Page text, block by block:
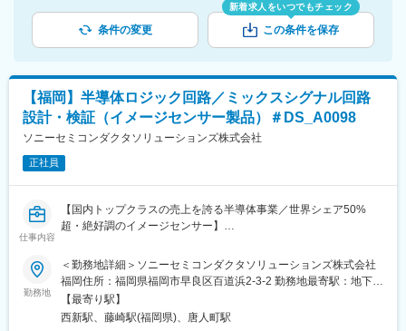
条件の変更
新着求人をいつでもチェック
この条件を保存
【福岡】半導体ロジック回路／ミックスシグナル回路
設計・検証（イメージセンサー製品）＃DS_A0098
ソニーセミコンダクタソリューションズ株式会社
正社員
仕事内容
【国内トップクラスの売上を誇る半導体事業／世界シェア50%
超・絶好調のイメージセンサー】
■概要：
System Verilog/Verilog-HDLによる機能検証（アサーション検証、
カバレッジ検証、リファレンスCによる一致検証などの自動検証
主体）やミックスシグナル回路の検証を行います。ご経験に応じ
て担当者もしくは、リーダーとしての受け入れを予定しておりま
勤務地
＜勤務地詳細＞ソニーセミコンダクタソリューションズ株式会社
福岡住所：福岡県福岡市早良区百道浜2-3-2 勤務地最寄駅：地下鉄
空港線／西新駅受動喫煙対策：屋内全面禁煙変更の範囲：会社の
定める事業所（リモートワーク含む）
【最寄り駅】
西新駅、藤崎駅(福岡県)、唐人町駅